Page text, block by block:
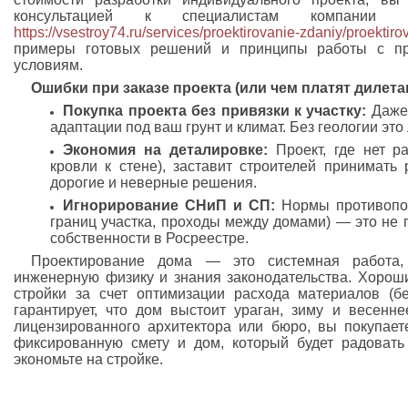
консультацией к специалистам
https://vsestroy74.ru/services/proektirovanie-zdaniy/
примеры готовых решений и принципы работы с
условиям.
Ошибки при заказе проекта (или чем платят
Покупка проекта без привязки к участку: Даже
адаптации под ваш грунт и климат. Без геологии это
Экономия на деталировке: Проект, где нет
кровли к стене), заставит строителей
дорогие и неверные решения.
Игнорирование СНиП и СП: Нормы
границ участка, проходы между домами) — это не
собственности в Росреестре.
Проектирование дома — это системная
инженерную физику и знания законодательства.
стройки за счет оптимизации расхода материалов
гарантирует, что дом выстоит ураган, зиму и
лицензированного архитектора или бюро, вы
фиксированную смету и дом, который будет
экономьте на стройке.